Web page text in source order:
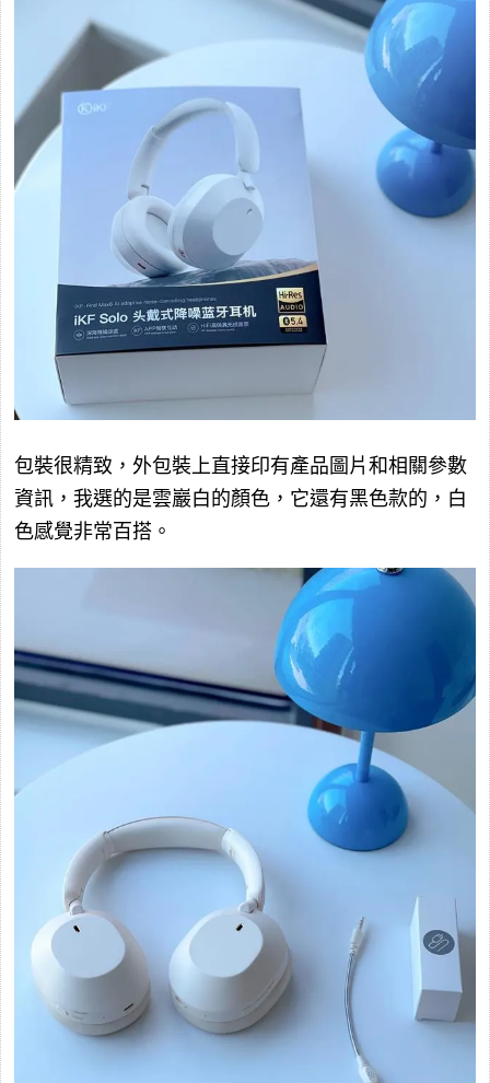
包裝很精致，外包裝上直接印有產品圖片和相關參數
資訊，我選的是雲巖白的顏色，它還有黑色款的，白
色感覺非常百搭。